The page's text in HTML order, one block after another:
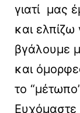
γιατί μας
και
βγάλουμε
και
το
Ευχόμαστε